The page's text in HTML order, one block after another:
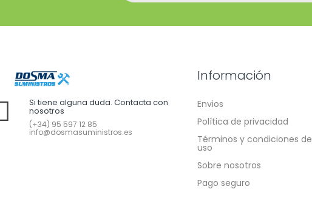
Si tiene alguna duda. Contacta con
nosotros
(+34) 95 597 12 85
info@dosmasuministros.es
Información
Envios
Política de privacidad
Términos y condiciones de
uso
Sobre nosotros
Pago seguro